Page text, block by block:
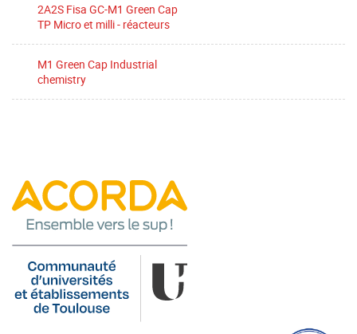
2A2S Fisa GC-M1 Green Cap
TP Micro et milli - réacteurs
M1 Green Cap Industrial
chemistry